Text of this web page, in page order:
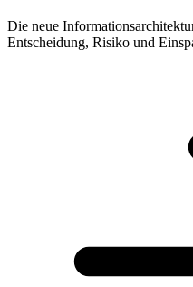
Die neue
Entscheidung, Risiko und